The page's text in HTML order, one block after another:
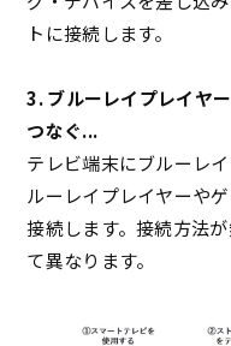
トに接続します。
3. ブルーレイプレイヤ
つなぐ...
テレビ端末にブルーレ
ルーレイプレイヤーや
接続します。接続方法
て異なります。